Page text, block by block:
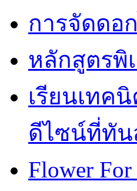
การจัดดอ
หลักสูตรพิ
เรียนเทค
ดีไซน์ที่ทัน
Flower